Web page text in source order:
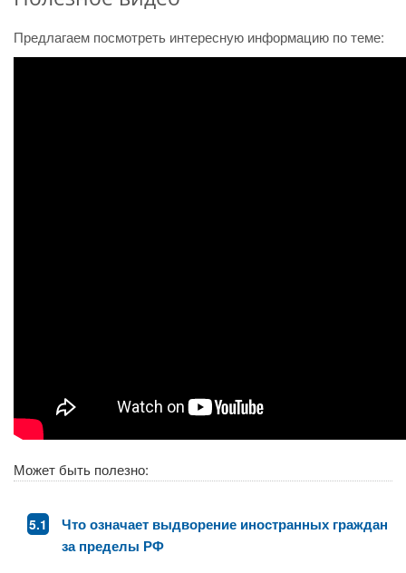
Предлагаем посмотреть интересную информацию по теме:
Может быть полезно:
Что означает выдворение иностранных граждан
за пределы РФ